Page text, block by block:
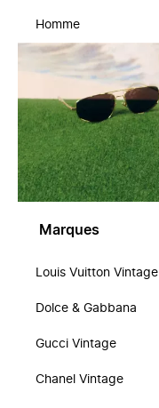
Homme
Marques
Louis Vuitton Vintage
Dolce & Gabbana
Gucci Vintage
Chanel Vintage